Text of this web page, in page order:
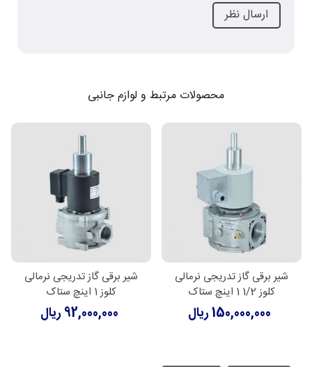
محصولات مرتبط و لوازم جانبی
شیر برقی گاز تدریجی نرمالی
کلوز 1/2 1 اینچ ستاک
150,000,000 ریال
شیر برقی گاز تدریجی نرمالی
کلوز 1 اینچ ستاک
92,000,000 ریال